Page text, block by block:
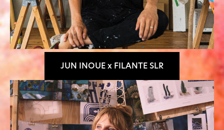
JUN INOUE x FILANTE SLR